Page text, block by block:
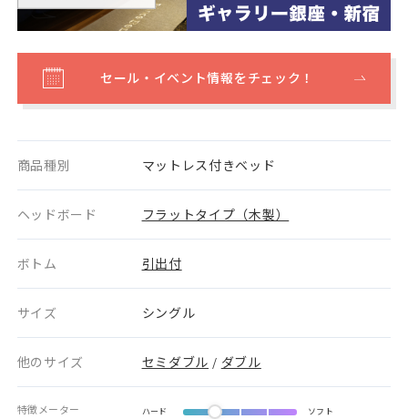
セール・イベント情報をチェック！
商品種別 マットレス付きベッド
ヘッドボード フラットタイプ（木製）
ボトム 引出付
サイズ シングル
他のサイズ セミダブル / ダブル
特徴メーター ハード ソフト